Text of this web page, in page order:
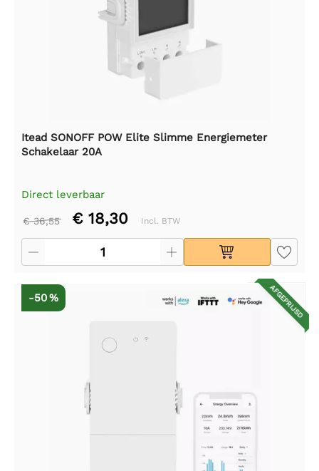
Itead SONOFF POW Elite Slimme Energiemeter
Schakelaar 20A
Direct leverbaar
€ 36,55 € 18,30 Incl. BTW
AFGEPRIJSD
-50 %